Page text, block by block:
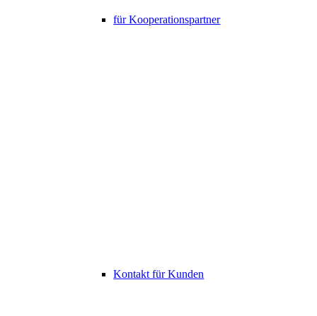
für Kooperationspartner
Kontakt für Kunden